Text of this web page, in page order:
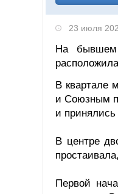
23 июля
На бывшем
В квартале
и Союзным
и
В центре
Первой